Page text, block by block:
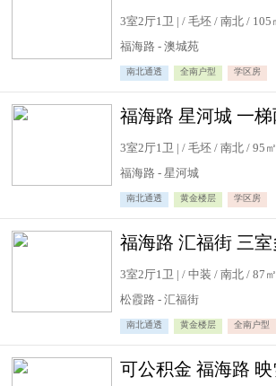
3室2厅1卫 | / 毛坯 / 南北 / 105
福海路 - 澳城苑
南北通透 全南户型 学区房
3室2厅1卫 | / 毛坯 / 南北 / 95㎡
福海路 - 星河城
南北通透 黄金楼层 学区房
3室2厅1卫 | / 中装 / 南北 / 87㎡
松霞路 - 汇福街
南北通透 黄金楼层 全南户型